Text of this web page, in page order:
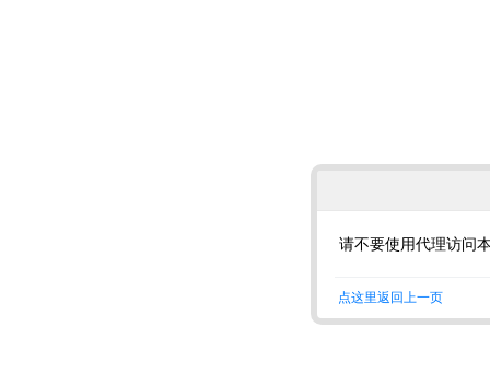
请不要使用代理访问
点这里返回上一页